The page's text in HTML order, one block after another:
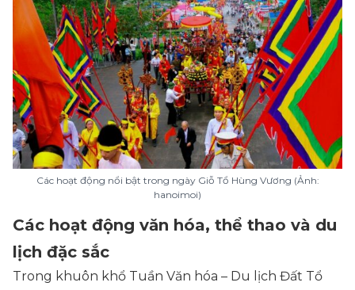
Các hoạt động nổi bật trong ngày Giỗ Tổ Hùng Vương (Ảnh:
hanoimoi)
Các hoạt động văn hóa, thể thao và du
lịch đặc sắc
Trong khuôn khổ Tuần Văn hóa – Du lịch Đất Tổ